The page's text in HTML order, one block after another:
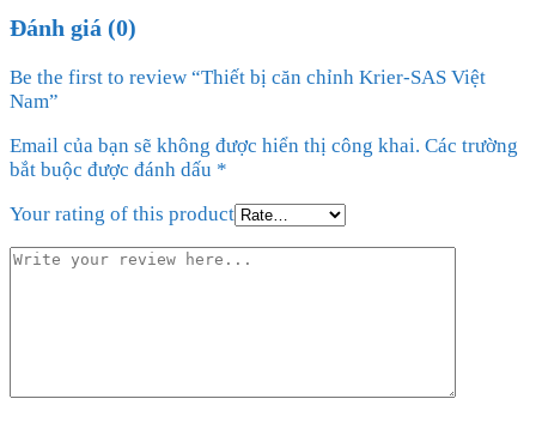
Đánh giá (0)
Be the first to review “Thiết bị căn chỉnh Krier-SAS Việt
Nam”
Email của bạn sẽ không được hiển thị công khai. Các trường
bắt buộc được đánh dấu *
Your rating of this product